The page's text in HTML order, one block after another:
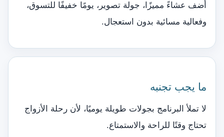
أضف عشاءً مميزًا، جولة تصوير، يومًا خفيفًا للتسوق،
وفعالية مسائية بدون استعجال.
ما يجب تجنبه
لا تملأ البرنامج بجولات طويلة يوميًا، لأن رحلة الأزواج
تحتاج وقتًا للراحة والاستمتاع.